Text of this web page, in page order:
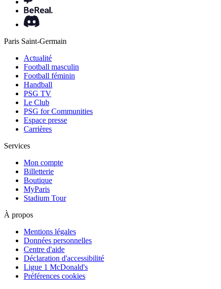
Paris Saint-Germain
Actualité
Football masculin
Football féminin
Handball
PSG TV
Le Club
PSG for Communities
Espace presse
Carrières
Services
Mon compte
Billetterie
Boutique
MyParis
Stadium Tour
À propos
Mentions légales
Données personnelles
Centre d'aide
Déclaration d'accessibilité
Ligue 1 McDonald's
Préférences cookies